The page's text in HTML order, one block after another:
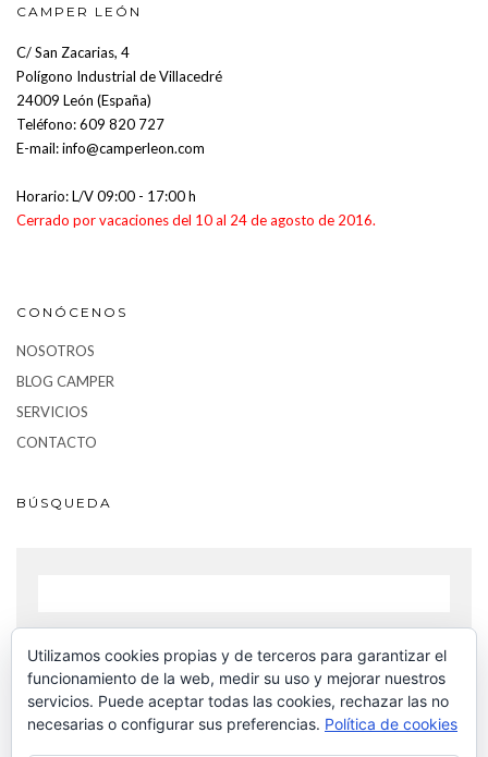
CAMPER LEÓN
C/ San Zacarias, 4
Polígono Industrial de Villacedré
24009 León (España)
Teléfono:609 820 727
E-mail:info@camperleon.com
Horario: L/V 09:00 - 17:00 h
Cerrado por vacaciones del 10 al 24 de agosto de 2016.
CONÓCENOS
NOSOTROS
BLOG CAMPER
SERVICIOS
CONTACTO
BÚSQUEDA
BUSCAR
Utilizamos cookies propias y de terceros para garantizar el
funcionamiento de la web, medir su uso y mejorar nuestros
servicios. Puede aceptar todas las cookies, rechazar las no
necesarias o configurar sus preferencias. Política de cookies